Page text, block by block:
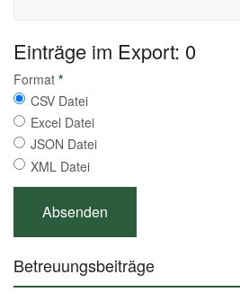
Einträge im Export: 0
Format *
CSV Datei
Excel Datei
JSON Datei
XML Datei
Betreuungsbeiträge